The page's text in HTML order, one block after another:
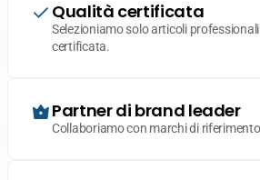
Qualità certificata
Selezioniamo solo articoli
certificata.
Partner di brand leader
Collaboriamo con marchi di